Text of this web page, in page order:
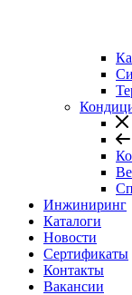
Инжиниринг
Каталоги
Новости
Сертификаты
Контакты
Вакансии